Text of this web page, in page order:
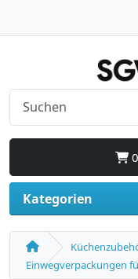
0
Kategorien
Einwegverpackungen